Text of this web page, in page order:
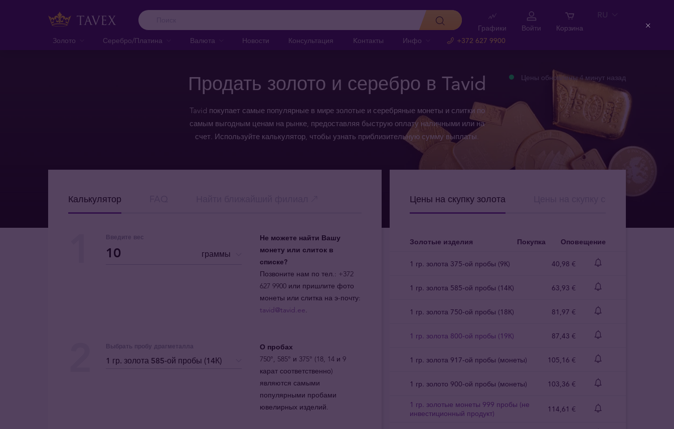
Золото Серебро/Платина Валюта Новости Консультация Kонтакты Инфо +372 627 9900
Графики Войти Корзина
RU
Продать золото и серебро в Tavid
Tavid покупает самые популярные в мире золотые и серебряные монеты и слитки по
самым выгодным ценам на рынке, предоставляя быструю оплату наличными или на
счет. Используйте калькулятор, чтобы узнать приблизительную сумму выплаты.
Цены обновлены 4 минут назад
Калькулятор
граммы
Введите вес
Не можете найти Вашу
монету или слиток в
списке?
Позвоните нам по тел.: +372
627 9900 или пришлите фото
монеты или слитка на э-почту:
tavid@tavid.ee.
1 гр. золота 585-ой пробы (14К)
Выбрать пробу драгметалла
О пробах
750°, 585° и 375° (18, 14 и 9
карат соответственно)
являются самыми
популярными пробами
ювелирных изделий.
Цены на скупку золота Цены на скупку серебра
Золотые изделия Покупка Оповещение
1 гр. золота 375-ой пробы (9К) 40 98 €
1 гр. золота 585-ой пробы (14К) 63 93 €
1 гр. золота 750-ой пробы (18К) 81 97 €
1 гр. золота 800-ой пробы (19К) 87 43 €
1 гр. золота 917-ой пробы (монеты) 105 16 €
1 гр. золото 900-ой пробы (монеты) 103 36 €
1 гр. золотые монеты 999 пробы (не
инвестиционный продукт)
114,61 €
Close